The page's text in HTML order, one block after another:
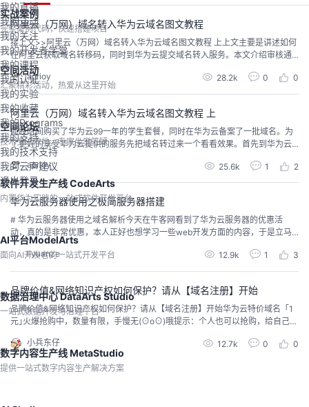
实战案例
完整案例代码，快速搭建项目
空间活动
汇聚精彩活动，热爱从这里开始
空间论坛
技术交流阵地，专家坐堂答疑
软件开发生产线 CodeArts
内置华为实践的一站式软件开发平台
AI平台ModelArts
面向AI开发者的一站式开发平台
数据治理中心 DataArts Studio
一站式数据开发与治理平台
数字内容生产线 MetaStudio
提供一站式数字内容生产解决方案
我的直播
我的活动
我的关注
我的开发者学堂
我的课程
我的认证
我的实验
我的收藏
我的Programs
我的支持
我的技术支持
我的云声建议
退出登录
阿里云（万网）域名转入华为云域名图文教程
接上文>>阿里云（万网）域名转入华为云域名图文教程 上上文主要是讲述如何
在阿里云获取域名转移码，同时到华为云提交域名转入服务。本文介绍审核通
过后的相关流程。周五的时候查看了一下进度还没有通过审核，想着要到下个
工作日了。咳咳，谁知道周六下午的时候收到了转入成功的邮件通知。转入成
功后，我到华为云dns控制台发现域名提示已经“过户成功”查看域名信息和域名
证书，发现已经成功转入华为云合作的新网。这里...
aprioy 28.2k 0 0
阿里云（万网）域名转入华为云域名图文教程 上
前段时间购买了华为云99一年的学生套餐，同时在华为云备案了一批域名。为
了更好的享受华为云提供的服务先把域名转过来一个看看效果。首先到华为云
域名转入页面。再次吐槽一下华为云ui的“傻大黑粗”，调研做了无数遍就是不见
改进。自适应真的很难吗？回归正题，在DNS分区下的域名注册子栏目有个“域
名转入”项。点击域名转入，进入操作页面。在此页面有详细的转入流程：转入
价格转入规则看了说明之后进入重要的转入操...
aprioy 25.6k 1 2
华为云服务器使用之极简服务器搭建
# 华为云服务器使用之域名解析今天在牛客网看到了华为云服务器的优惠活
动，真的是非常优惠，本人正好也想学习一些web开发方面的内容，于是立马
下单了。服务器系统版本：Ubuntu16.04服务器配值：40G硬盘+2G内存+1M
带宽刚好大创需要做一个网站，之前是使用ubuntu跑在虚拟机上的，现在可以
搬迁到服务器上，今天研究了以下发现要注册一个域名，网站才能搭起来，于
liyuanze 12.9k 1 3
品牌价值&网络知识产权如何保护？请从【域名注册】开始
品牌价值&网络知识产权如何保护？请从【域名注册】开始华为云特价域名「1
元｣火爆抢购中，数量有限，手慢无(⊙o⊙)哦提示：个人也可以抢购，给自己留
止。 小兵东仔 12.7k 0 0